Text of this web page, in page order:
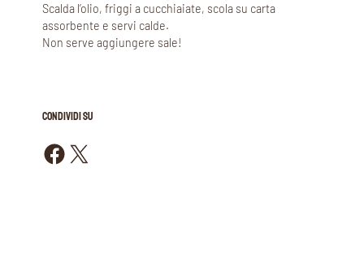
Scalda l’olio, friggi a cucchiaiate, scola su carta
assorbente e servi calde.
Non serve aggiungere sale!
CONDIVIDI SU
Condividi su Facebook Condividi su X